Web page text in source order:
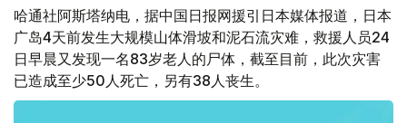
哈通社阿斯塔纳电，据中国日报网援引日本媒体报道，日本
广岛4天前发生大规模山体滑坡和泥石流灾难，救援人员24
日早晨又发现一名83岁老人的尸体，截至目前，此次灾害
已造成至少50人死亡，另有38人丧生。